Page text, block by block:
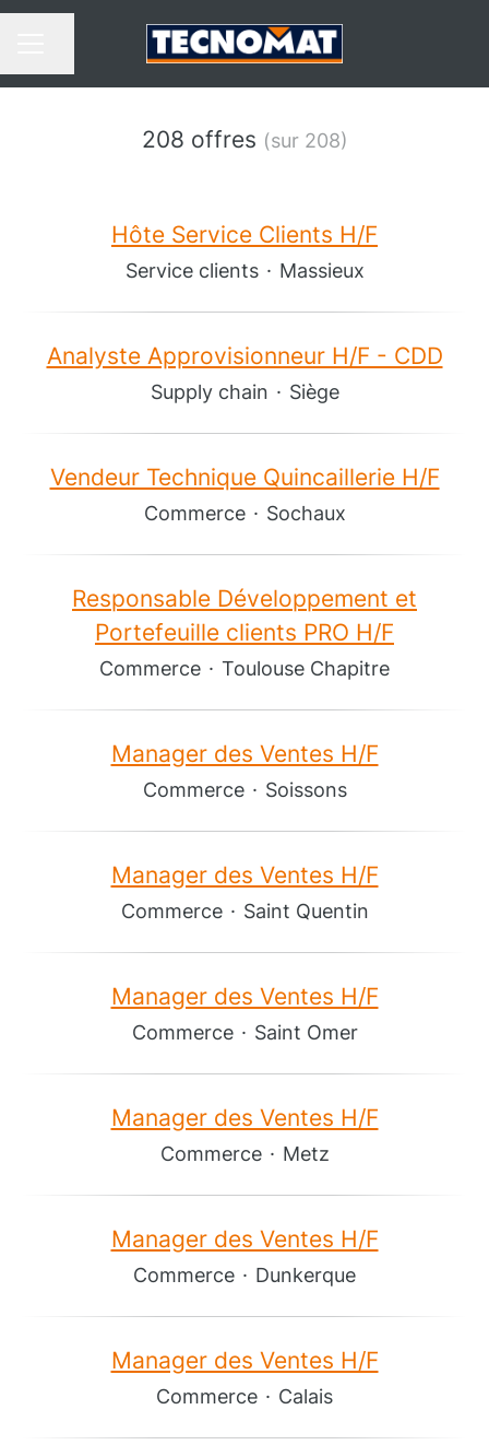
MENU CARRIÈRE
Partager la page
208 offres (sur 208)
Hôte Service Clients H/F
Service clients · Massieux
Analyste Approvisionneur H/F - CDD
Supply chain · Siège
Vendeur Technique Quincaillerie H/F
Commerce · Sochaux
Responsable Développement et
Portefeuille clients PRO H/F
Commerce · Toulouse Chapitre
Manager des Ventes H/F
Commerce · Soissons
Manager des Ventes H/F
Commerce · Saint Quentin
Manager des Ventes H/F
Commerce · Saint Omer
Manager des Ventes H/F
Commerce · Metz
Manager des Ventes H/F
Commerce · Dunkerque
Manager des Ventes H/F
Commerce · Calais